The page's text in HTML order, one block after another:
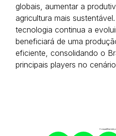
globais, aumentar a
agricultura mais
tecnologia continua a
beneficiará de uma
eficiente, consolidando o
principais players no
Compartilhar este